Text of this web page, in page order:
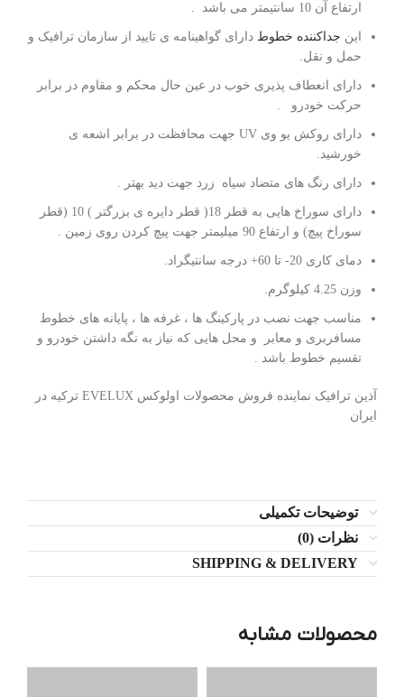
ارتفاع آن 10 سانتیمتر می باشد .
این جداکننده خطوط دارای گواهینامه ی تایید از سازمان ترافیک و
حمل و نقل.
دارای انعطاف پذیری خوب در عین حال محکم و مقاوم در برابر
حرکت خودرو .
دارای روکش یو وی UV جهت محافظت در برابر اشعه ی
خورشید.
دارای رنگ های متضاد سیاه زرد جهت دید بهتر .
دارای سوراخ هایی به قطر 18( قطر دایره ی بزرگتر ) 10 (قطر
سوراخ پیچ) و ارتفاع 90 میلیمتر جهت پیچ کردن روی زمین .
دمای کاری 20- تا 60+ درجه سانتیگراد.
وزن 4.25 کیلوگرم.
مناسب جهت نصب در پارکینگ ها ، غرفه ها ، پایانه های خطوط
مسافربری و معابر و محل هایی که نیاز به نگه داشتن خودرو و
تقسیم خطوط باشد .
آذین ترافیک نماینده فروش محصولات اولوکس EVELUX ترکیه در
ایران
توضیحات تکمیلی
نظرات (0)
SHIPPING & DELIVERY
محصولات مشابه